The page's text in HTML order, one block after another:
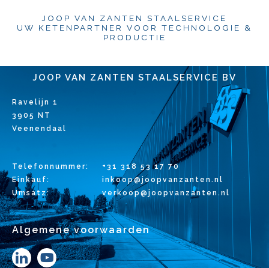
JOOP VAN ZANTEN STAALSERVICE
UW KETENPARTNER VOOR TECHNOLOGIE &
PRODUCTIE
JOOP VAN ZANTEN STAALSERVICE BV
Ravelijn 1
3905 NT
Veenendaal
Telefonnummer:
Einkauf:
Umsatz:
+31 318 53 17 70
inkoop@joopvanzanten.nl
verkoop@joopvanzanten.nl
Algemene voorwaarden
Y